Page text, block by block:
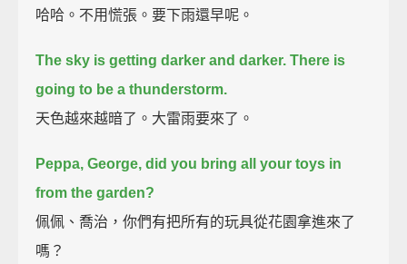
哈哈。不用慌張。要下雨還早呢。
The sky is getting darker and darker. There is
going to be a thunderstorm.
天色越來越暗了。大雷雨要來了。
Peppa, George, did you bring all your toys in
from the garden?
佩佩、喬治，你們有把所有的玩具從花園拿進來了
嗎？